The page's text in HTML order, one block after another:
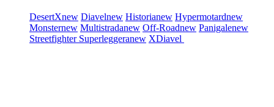
DesertXnew Diavelnew Historianew Hypermotardnew
Monsternew Multistradanew Off-Roadnew Panigalenew
Streetfighter Superleggeranew XDiavel